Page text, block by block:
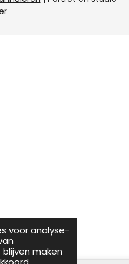
voor analyse-
maken